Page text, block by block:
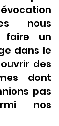
nous
faire un
dans le
des
dont
pas
nos